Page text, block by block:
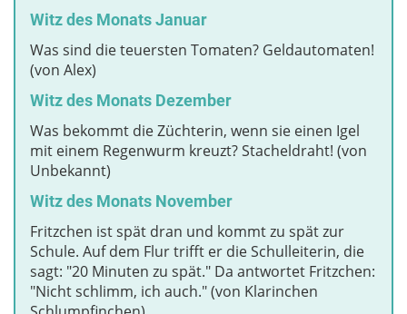
Witz des Monats Januar
Was sind die teuersten Tomaten? Geldautomaten!
(von Alex)
Witz des Monats Dezember
Was bekommt die Züchterin, wenn sie einen Igel
mit einem Regenwurm kreuzt? Stacheldraht! (von
Unbekannt)
Witz des Monats November
Fritzchen ist spät dran und kommt zu spät zur
Schule. Auf dem Flur trifft er die Schulleiterin, die
sagt: "20 Minuten zu spät." Da antwortet Fritzchen:
"Nicht schlimm, ich auch." (von Klarinchen